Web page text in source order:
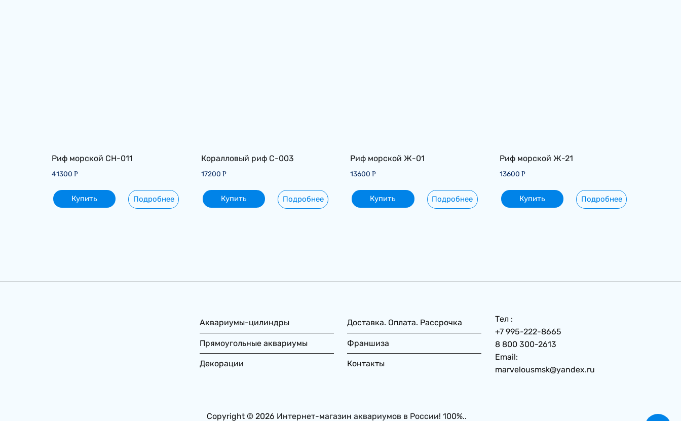
Риф морской СH-011
41300 Р
Купить Подробнее
Коралловый риф С-003
17200 Р
Купить Подробнее
Риф морской Ж-01
13600Р
Купить Подробнее
Риф морской Ж-21
13600Р
Купить Подробнее
Аквариумы-цилиндры
Прямоугольные аквариумы
Декорации
Доставка. Оплата. Рассрочка
Франшиза
Контакты
Тел :
+7 995-222-8665
8 800 300-2613
Email:
marvelousmsk@yandex.ru
Copyright © 2026 Интернет-магазин аквариумов в России! 100%..